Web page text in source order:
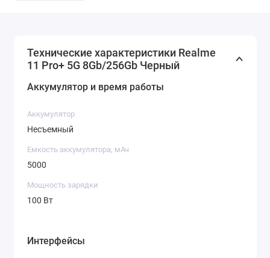
Технические характеристики Realme
11 Pro+ 5G 8Gb/256Gb Черный
Аккумулятор и время работы
Аккумулятор
Несъемный
Емкость аккумулятора, мАч
5000
Мощность зарядки
100 Вт
Интерфейсы